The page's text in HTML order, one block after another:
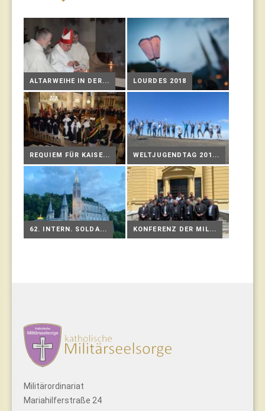
ALTARWEIHE IN DER... LOURDES 2018
REQUIEM FÜR KAISE... WELTJUGENDTAG 201...
62. INTERN. SOLDA... KONFERENZ DER MIL...
Militärordinariat
Mariahilferstraße 24